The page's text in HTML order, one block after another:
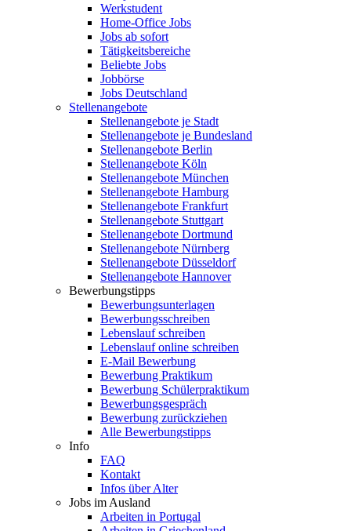
Werkstudent
Home-Office Jobs
Jobs ab sofort
Tätigkeitsbereiche
Beliebte Jobs
Jobbörse
Jobs Deutschland
Stellenangebote
Stellenangebote je Stadt
Stellenangebote je Bundesland
Stellenangebote Berlin
Stellenangebote Köln
Stellenangebote München
Stellenangebote Hamburg
Stellenangebote Frankfurt
Stellenangebote Stuttgart
Stellenangebote Dortmund
Stellenangebote Nürnberg
Stellenangebote Düsseldorf
Stellenangebote Hannover
Bewerbungstipps
Bewerbungsunterlagen
Bewerbungsschreiben
Lebenslauf schreiben
Lebenslauf online schreiben
E-Mail Bewerbung
Bewerbung Praktikum
Bewerbung Schülerpraktikum
Bewerbungsgespräch
Bewerbung zurückziehen
Alle Bewerbungstipps
Info
FAQ
Kontakt
Infos über Alter
Jobs im Ausland
Arbeiten in Portugal